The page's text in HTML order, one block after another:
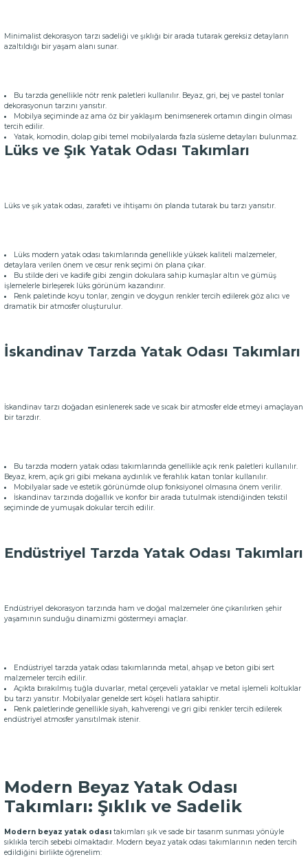
Minimalist dekorasyon tarzı sadeliği ve şıklığı bir arada tutarak gereksiz detayların
azaltıldığı bir yaşam alanı sunar.
Bu tarzda genellikle nötr renk paletleri kullanılır. Beyaz, gri, bej ve pastel tonlar
dekorasyonun tarzını yansıtır.
Mobilya seçiminde az ama öz bir yaklaşım benimsenerek ortamın dingin olması
tercih edilir.
Yatak, komodin, dolap gibi temel mobilyalarda fazla süsleme detayları bulunmaz.
Lüks ve Şık Yatak Odası Takımları
Lüks ve şık yatak odası, zarafeti ve ihtişamı ön planda tutarak bu tarzı yansıtır.
Lüks modern yatak odası takımlarında genellikle yüksek kaliteli malzemeler,
detaylara verilen önem ve cesur renk seçimi ön plana çıkar.
Bu stilde deri ve kadife gibi zengin dokulara sahip kumaşlar altın ve gümüş
işlemelerle birleşerek lüks görünüm kazandırır.
Renk paletinde koyu tonlar, zengin ve doygun renkler tercih edilerek göz alıcı ve
dramatik bir atmosfer oluşturulur.
İskandinav Tarzda Yatak Odası Takımları
İskandinav tarzı doğadan esinlenerek sade ve sıcak bir atmosfer elde etmeyi amaçlayan
bir tarzdır.
Bu tarzda modern yatak odası takımlarında genellikle açık renk paletleri kullanılır.
Beyaz, krem, açık gri gibi mekana aydınlık ve ferahlık katan tonlar kullanılır.
Mobilyalar sade ve estetik görünümde olup fonksiyonel olmasına önem verilir.
İskandinav tarzında doğallık ve konfor bir arada tutulmak istendiğinden tekstil
seçiminde de yumuşak dokular tercih edilir.
Endüstriyel Tarzda Yatak Odası Takımları
Endüstriyel dekorasyon tarzında ham ve doğal malzemeler öne çıkarılırken şehir
yaşamının sunduğu dinamizmi göstermeyi amaçlar.
Endüstriyel tarzda yatak odası takımlarında metal, ahşap ve beton gibi sert
malzemeler tercih edilir.
Açıkta bırakılmış tuğla duvarlar, metal çerçeveli yataklar ve metal işlemeli koltuklar
bu tarzı yansıtır. Mobilyalar genelde sert köşeli hatlara sahiptir.
Renk paletlerinde genellikle siyah, kahverengi ve gri gibi renkler tercih edilerek
endüstriyel atmosfer yansıtılmak istenir.
Modern Beyaz Yatak Odası
Takımları: Şıklık ve Sadelik
Modern beyaz yatak odası takımları şık ve sade bir tasarım sunması yönüyle
sıklıkla tercih sebebi olmaktadır. Modern beyaz yatak odası takımlarının neden tercih
edildiğini birlikte öğrenelim: